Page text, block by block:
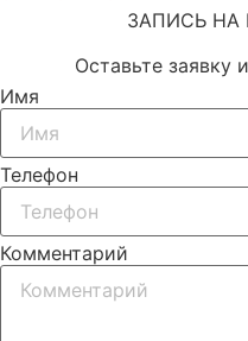
ЗАПИСЬ НА
Оставьте
Имя
Телефон
Комментарий